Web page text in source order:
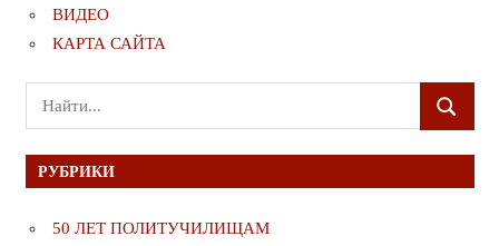
ВИДЕО
КАРТА САЙТА
Поиск
для:
ПОИСК
РУБРИКИ
50 ЛЕТ ПОЛИТУЧИЛИЩАМ